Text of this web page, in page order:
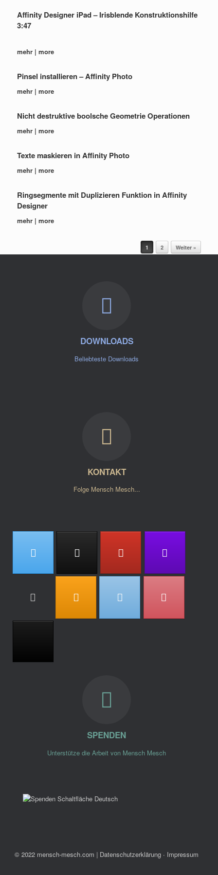
Affinity Designer iPad – Irisblende Konstruktionshilfe
3:47
mehr | more
Pinsel installieren – Affinity Photo
mehr | more
Nicht destruktive boolsche Geometrie Operationen
mehr | more
Texte maskieren in Affinity Photo
mehr | more
Ringsegmente mit Duplizieren Funktion in Affinity
Designer
mehr | more
1 2 Weiter »
DOWNLOADS
Beliebteste Downloads
KONTAKT
Folge Mensch Mesch...
SPENDEN
Unterstütze die Arbeit von Mensch Mesch
© 2022 mensch-mesch.com | Datenschutzerklärung ∙ Impressum